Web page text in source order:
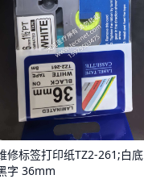
修标签打印纸TZ2-261;白底
字 36mm